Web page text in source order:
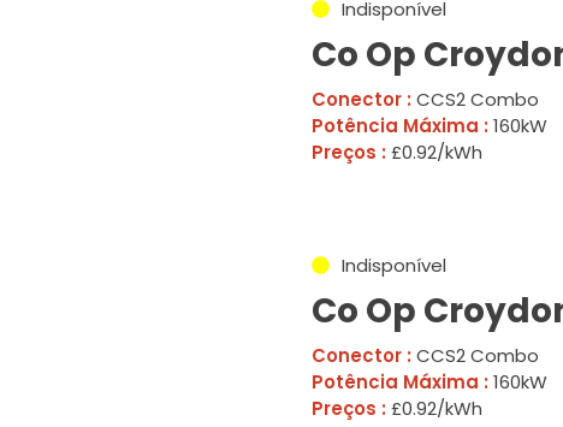
Indisponível
Co Op
Conector : CCS2 Combo
Potência Máxima : 160kW
Preços : £0.92/kWh
Indisponível
Co Op
Conector : CCS2 Combo
Potência Máxima : 160kW
Preços : £0.92/kWh